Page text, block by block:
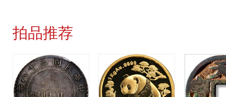
拍品推荐